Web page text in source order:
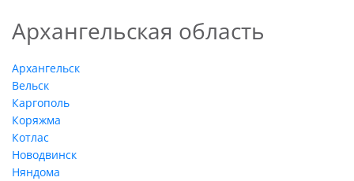
Архангельская область
Архангельск
Вельск
Каргополь
Коряжма
Котлас
Новодвинск
Няндома